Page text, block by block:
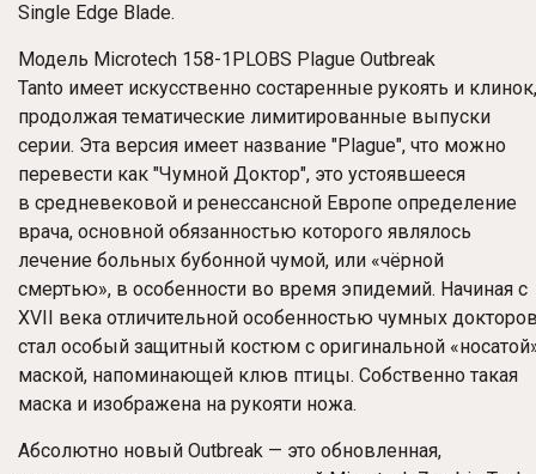
Single Edge Blade.
Модель Microtech 158-1PLOBS Plague Outbreak
Tanto имеет искусственно состаренные рукоять и клинок,
продолжая тематические лимитированные выпуски
серии. Эта версия имеет название "Plague", что можно
перевести как "Чумной Доктор", это устоявшееся
в средневековой и ренессансной Европе определение
врача, основной обязанностью которого являлось
лечение больных бубонной чумой, или «чёрной
смертью», в особенности во время эпидемий. Начиная с
XVII века отличительной особенностью чумных
стал особый защитный костюм с оригинальной
маской, напоминающей клюв птицы. Собственно такая
маска и изображена на рукояти ножа.
Абсолютно новый Outbreak — это обновленная,